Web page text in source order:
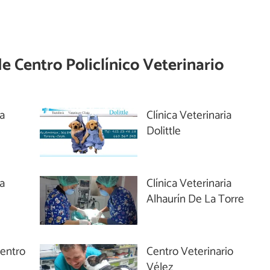
Centro Policlínico Veterinario
Clínica Veterinaria
Dolittle
Clínica Veterinaria
Alhaurín De La Torre
Centro Veterinario